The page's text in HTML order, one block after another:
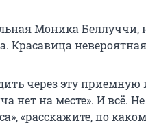
Моника Беллуччи,
Красавица
через эту приемную
нет на месте». И всё.
«расскажите, по